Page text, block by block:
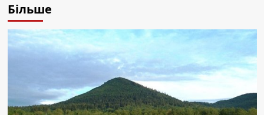
Більше